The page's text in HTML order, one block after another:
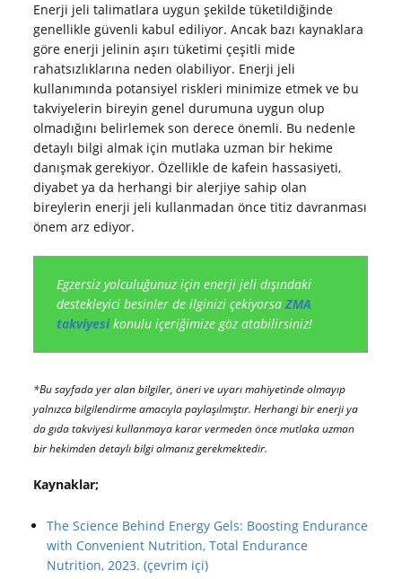
Enerji jeli talimatlara uygun şekilde tüketildiğinde
genellikle güvenli kabul ediliyor. Ancak bazı kaynaklara
göre enerji jelinin aşırı tüketimi çeşitli mide
rahatsızlıklarına neden olabiliyor. Enerji jeli
kullanımında potansiyel riskleri minimize etmek ve bu
takviyelerin bireyin genel durumuna uygun olup
olmadığını belirlemek son derece önemli. Bu nedenle
detaylı bilgi almak için mutlaka uzman bir hekime
danışmak gerekiyor. Özellikle de kafein hassasiyeti,
diyabet ya da herhangi bir alerjiye sahip olan
bireylerin enerji jeli kullanmadan önce titiz davranması
önem arz ediyor.
Egzersiz yolculuğunuz için enerji jeli dışındaki
destekleyici besinler de ilginizi çekiyorsaZMA
takviyesikonulu içeriğimize göz atabilirsiniz!
*Bu sayfada yer alan bilgiler, öneri ve uyarı mahiyetinde olmayıp
yalnızca bilgilendirme amacıyla paylaşılmıştır. Herhangi bir enerji ya
da gıda takviyesi kullanmaya karar vermeden önce mutlaka uzman
bir hekimden detaylı bilgi almanız gerekmektedir.
Kaynaklar;
The Science Behind Energy Gels: Boosting Endurance
with Convenient Nutrition, Total Endurance
Nutrition, 2023. (çevrim içi)